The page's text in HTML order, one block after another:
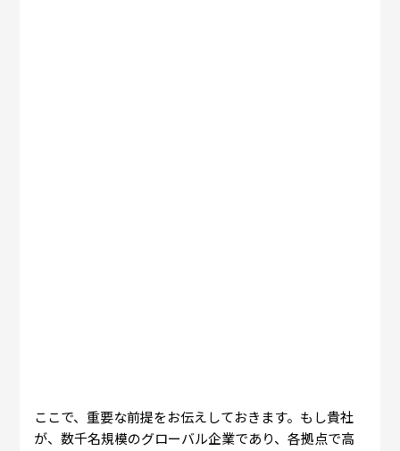
ここで、重要な前提をお伝えしておきます。もし貴社
が、数千名規模のグローバル企業であり、各拠点で高